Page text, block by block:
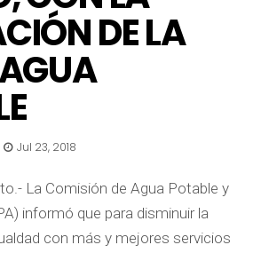
DE LA
Jul 23, 2018
La Comisión de Agua Potable y
informó que para disminuir la
con más y mejores servicios